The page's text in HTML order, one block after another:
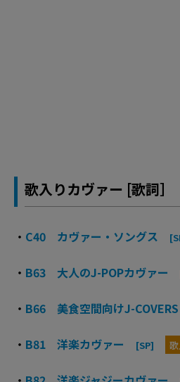
歌入りカヴァー [歌詞］
・ C40 カヴァー・ソングス
・ B63 大人のJ-POPカヴァー
・ B66 美食空間向けJ-
・ B81 洋楽カヴァー [SP]